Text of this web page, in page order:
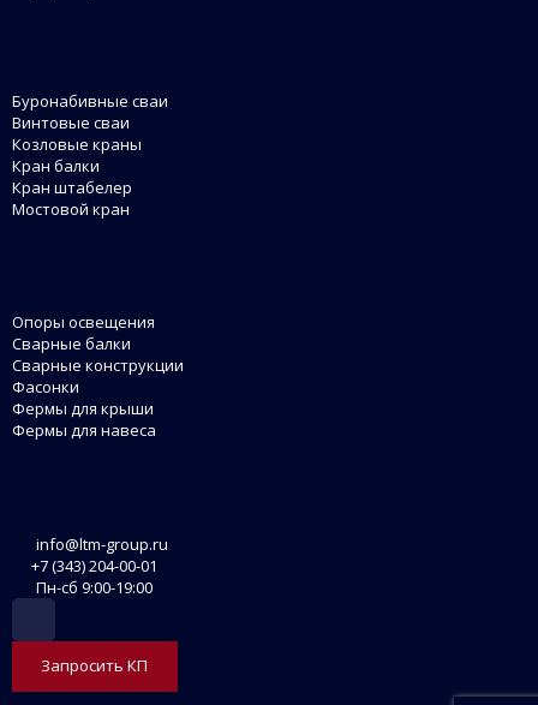
Буронабивные сваи
Винтовые сваи
Козловые краны
Кран балки
Кран штабелер
Мостовой кран
Опоры освещения
Сварные балки
Сварные конструкции
Фасонки
Фермы для крыши
Фермы для навеса
info@ltm-group.ru
+7 (343) 204-00-01
Пн-сб 9:00-19:00
Запросить КП